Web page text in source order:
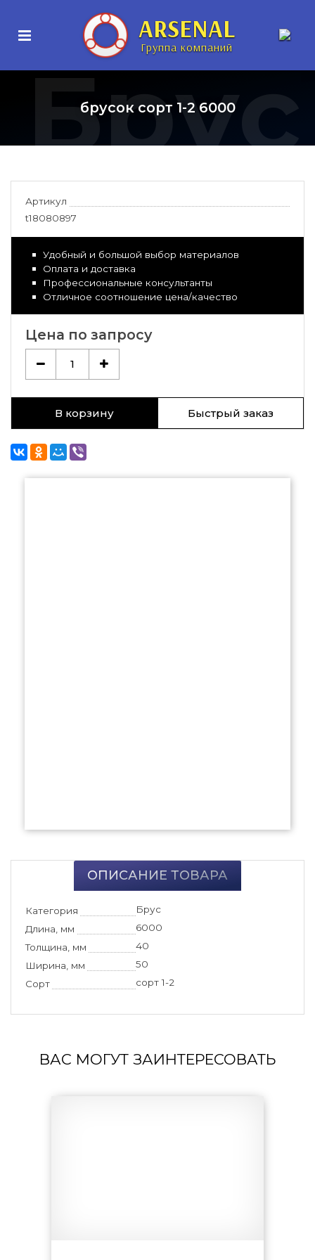
ARSENAL
Группа компаний
Брус
брусок сорт 1-2 6000
Артикул
t18080897
Удобный и большой выбор материалов
Оплата и доставка
Профессиональные консультанты
Отличное соотношение цена/качество
Цена по запросу
1
В корзину Быстрый заказ
ОПИСАНИЕ ТОВАРА
Категория
Брус
Длина, мм
6000
Толщина, мм
40
Ширина, мм
50
Сорт
сорт 1-2
ВАС МОГУТ ЗАИНТЕРЕСОВАТЬ